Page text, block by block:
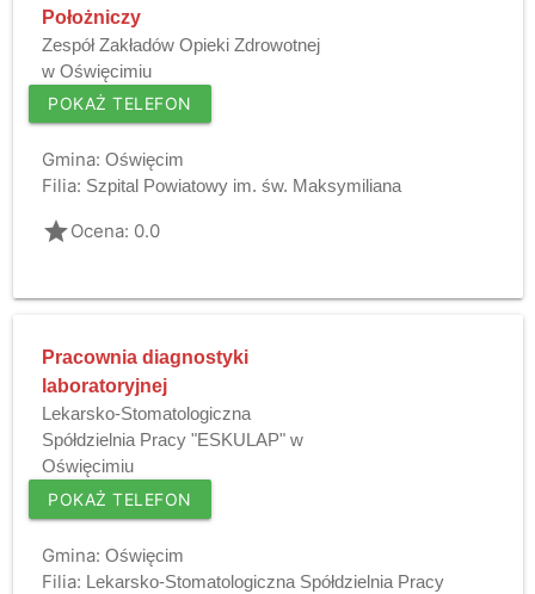
Położniczy
Zespół Zakładów Opieki Zdrowotnej
w Oświęcimiu
POKAŻ TELEFON
Gmina: Oświęcim
Filia: Szpital Powiatowy im. św. Maksymiliana
gradeOcena: 0.0
Pracownia diagnostyki
laboratoryjnej
Lekarsko-Stomatologiczna
Spółdzielnia Pracy "ESKULAP" w
Oświęcimiu
POKAŻ TELEFON
Gmina: Oświęcim
Filia: Lekarsko-Stomatologiczna Spółdzielnia Pracy